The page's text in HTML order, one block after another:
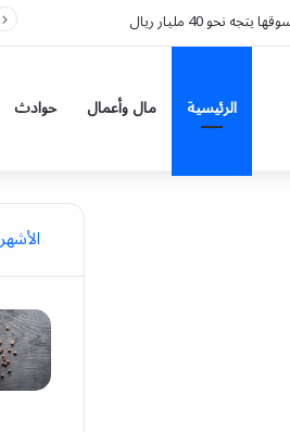
الرئيسية مال وأعمال حوادث
الأشهر